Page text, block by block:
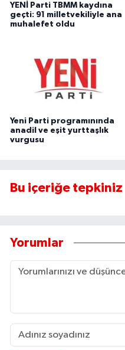
YENİ Parti TBMM kaydına
geçti: 91 milletvekiliyle ana
muhalefet oldu
Yeni Parti programınında
anadil ve eşit yurttaşlık
vurgusu
Bu içeriğe tepkiniz
Yorumlar